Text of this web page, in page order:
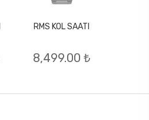
RMS KOL SAATI
8,499.00 ₺